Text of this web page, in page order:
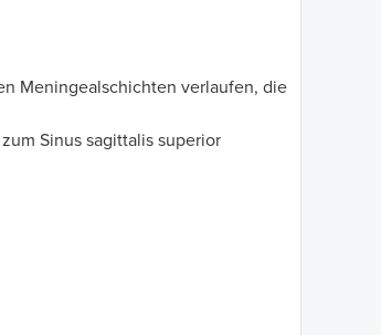
Meningealschichten verlaufen, die
Sinus sagittalis superior